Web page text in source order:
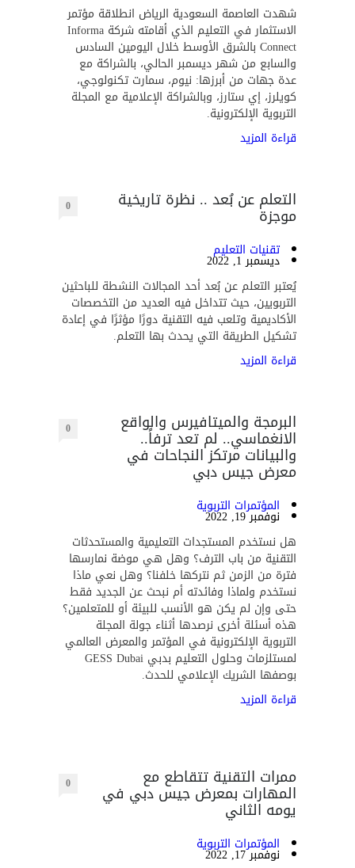
شهدت العاصمة السعودية الرياض انطلاقة مؤتمر
الاستثمار في التعليم الذي أقامته شركة Informa
Connect بالشرق الأوسط خلال اليومين السادس
والسابع من شهر ديسمبر الحالي، بالشراكة مع
عدة جهات من أبرزها: نيوم، سمارت تكنولوجي،
كويلرز، إي ستارز، وبالشراكة الإعلامية مع المجلة
التربوية الإلكترونية.
قراءة المزيد
التعلم عن بُعد .. نظرة تاريخية
موجزة 0
تقنيات التعليم
ديسمبر 1, 2022
يُعتبر التعلم عن بُعد أحد المجالات النشطة للباحثين
التربويين، حيث تتداخل فيه العديد من التخصصات
الأكاديمية وتلعب فيه التقنية دورًا مؤثرًا في إعادة
تشكيل الطريقة التي يحدث بها التعلم.
قراءة المزيد
البرمجة والميتافيرس والواقع
الانغماسي.. لم تعد ترفاً..
والبيانات مرتكز النجاحات في
معرض جيس دبي
0
المؤتمرات التربوية
نوفمبر 19, 2022
هل نستخدم المستجدات التعليمية والمستحدثات
التقنية من باب الترف؟ وهل هي موضة نمارسها
فترة من الزمن ثم نتركها خلفنا؟ وهل نعي ماذا
نستخدم ولماذا وفائدته أم نبحث عن الجديد فقط
حتى وإن لم يكن هو الأنسب للبيئة أو للمتعلمين؟
هذه أسئلة أخرى نرصدها أثناء جولة المجلة
التربوية الإلكترونية في المؤتمر والمعرض العالمي
لمستلزمات وحلول التعليم بدبي GESS Dubai
بوصفها الشريك الإعلامي للحدث.
قراءة المزيد
ممرات التقنية تتقاطع مع
المهارات بمعرض جيس دبي في
يومه الثاني
0
المؤتمرات التربوية
نوفمبر 17, 2022